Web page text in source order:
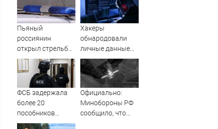
пронзительно
зачитал стихи
вместо рэпа: «У
и один шов — это
очередном ударе
по логистическим
центрам
07/08/2026 –
Пьяный
россиянин
открыл стрельбу
по скорой
помощи и
полицейским
Хакеры
обнародовали
личные данные
более 100 тысяч
британских
силовиков -
Новости на
Вести.ru
ФСБ задержала
более 20
пособников
украинских кол-
Официально:
Минобороны РФ
сообщило, что